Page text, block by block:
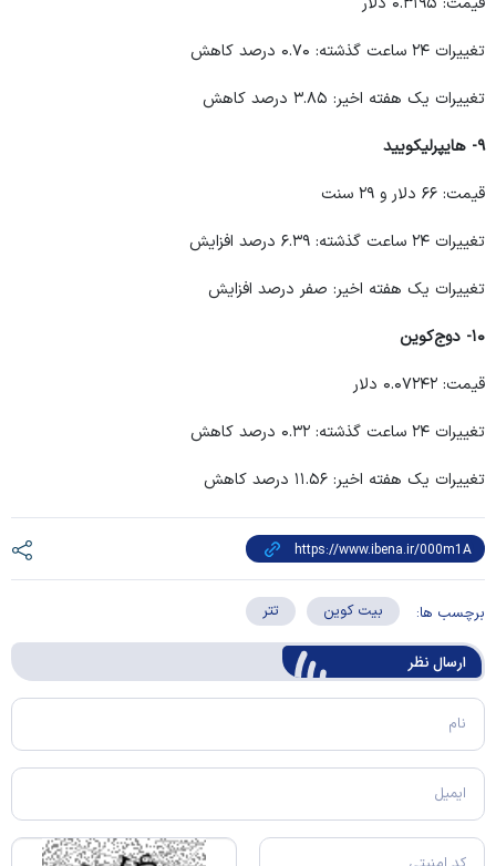
تغییرات ۲۴ ساعت گذشته: ۰.۷۰ درصد کاهش
تغییرات یک هفته اخیر: ۳.۸۵ درصد کاهش
۹- هایپرلیکویید
قیمت: ۶۶ دلار و ۲۹ سنت
تغییرات ۲۴ ساعت گذشته: ۶.۳۹ درصد افزایش
تغییرات یک هفته اخیر: صفر درصد افزایش
۱۰- دوج‌کوین
قیمت: ۰.۰۷۲۴۲ دلار
تغییرات ۲۴ ساعت گذشته: ۰.۳۲ درصد کاهش
تغییرات یک هفته اخیر: ۱۱.۵۶ درصد کاهش
برچسب ها: بیت کوین تتر
ارسال‌ نظر